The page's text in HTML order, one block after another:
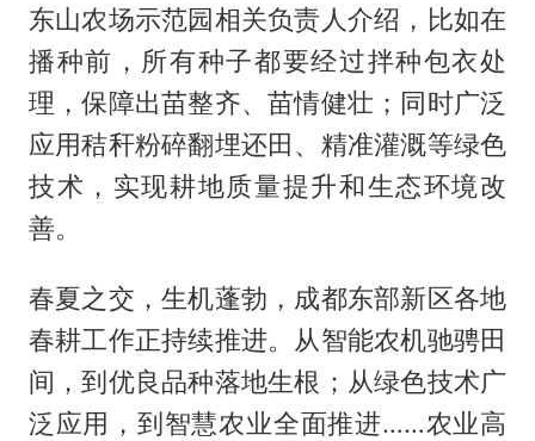
东山农场示范园相关负责人介绍，比如在
播种前，所有种子都要经过拌种包衣处
理，保障出苗整齐、苗情健壮；同时广泛
应用秸秆粉碎翻埋还田、精准灌溉等绿色
技术，实现耕地质量提升和生态环境改
善。
春夏之交，生机蓬勃，成都东部新区各地
春耕工作正持续推进。从智能农机驰骋田
间，到优良品种落地生根；从绿色技术广
泛应用，到智慧农业全面推进……农业高